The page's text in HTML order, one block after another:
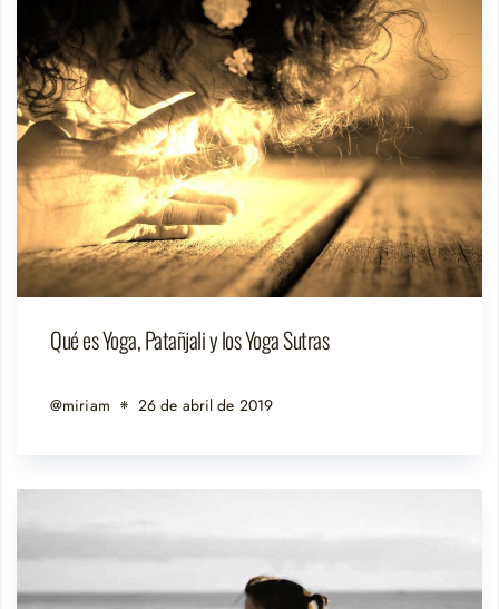
Qué es Yoga, Patañjali y los Yoga Sutras
@miriam 26 de abril de 2019